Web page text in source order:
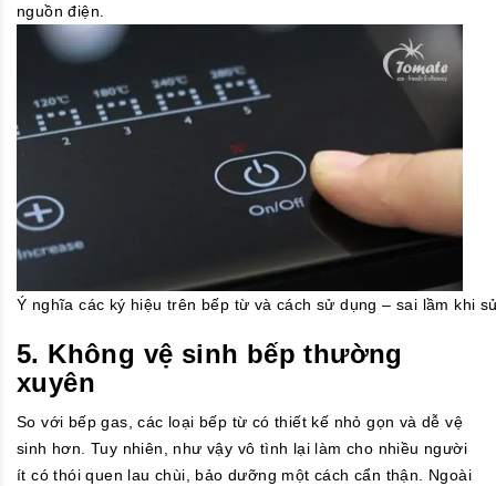
nguồn điện.
Ý nghĩa các ký hiệu trên bếp từ và cách sử dụng – sai lầm khi
5. Không vệ sinh bếp thường
xuyên
So với bếp gas, các loại bếp từ có thiết kế nhỏ gọn và dễ vệ
sinh hơn. Tuy nhiên, như vậy vô tình lại làm cho nhiều người
ít có thói quen lau chùi, bảo dưỡng một cách cẩn thận. Ngoài